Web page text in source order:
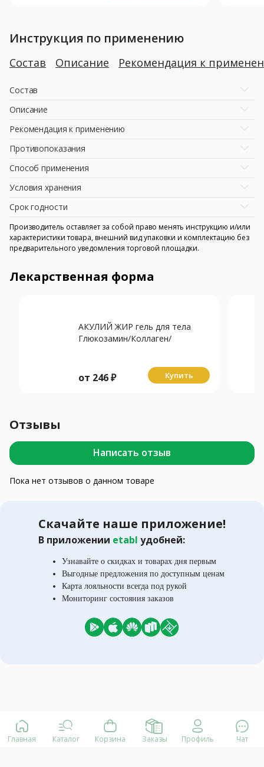
Инструкция по применению
Состав Описание Рекомендация к
Состав
Описание
Рекомендация к применению
Противопоказания
Способ применения
Условия хранения
Срок годности
Производитель оставляет за собой право менять инструкцию и/или
характеристики товара, внешний вид упаковки и комплектацию без
предварительного уведомления торговой площадки.
Лекарственная форма
АКУЛИЙ ЖИР гель для тела
Глюкозамин/Коллаген/
от 246₽ Купить
Отзывы
Написать отзыв
Пока нет отзывов о данном товаре
Скачайте наше приложение!
В приложении etabl удобней:
Узнавайте о скидках и товарах дня первым
Выгодные предложения по доступным ценам
Карта лояльности всегда под рукой
Мониторинг состояния заказов
Главная Каталог Корзина Заказы Профиль Чат